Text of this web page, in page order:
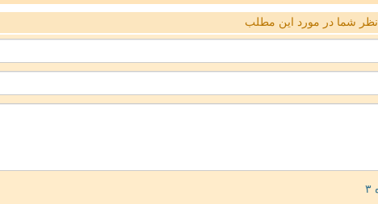
نظر شما در مورد این مطلب